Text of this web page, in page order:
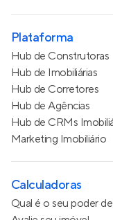
Plataforma
Hub de Construtoras
Hub de Imobiliárias
Hub de Corretores
Hub de Agências
Hub de CRMs
Marketing Imobiliário
Calculadoras
Qual é o seu poder